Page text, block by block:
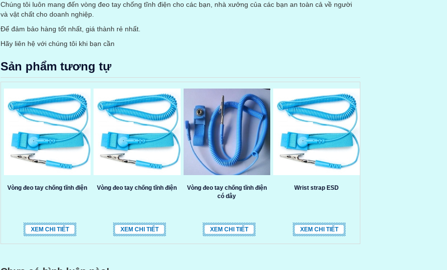
Chúng tôi luôn mang đến vòng đeo tay chống tĩnh điện cho các bạn, nhà xưởng của các bạn an toàn cả về người
và vật chất cho doanh nghiệp.
Để đảm bảo hàng tốt nhất, giá thành rẻ nhất.
Hãy liên hệ với chúng tôi khi bạn cần
Sản phẩm tương tự
Vòng đeo tay chống tĩnh điện
XEM CHI TIẾT
Vòng đeo tay chống tĩnh điện
XEM CHI TIẾT
Vòng đeo tay chống tĩnh điện
có dây
XEM CHI TIẾT
Wrist strap ESD
XEM CHI TIẾT